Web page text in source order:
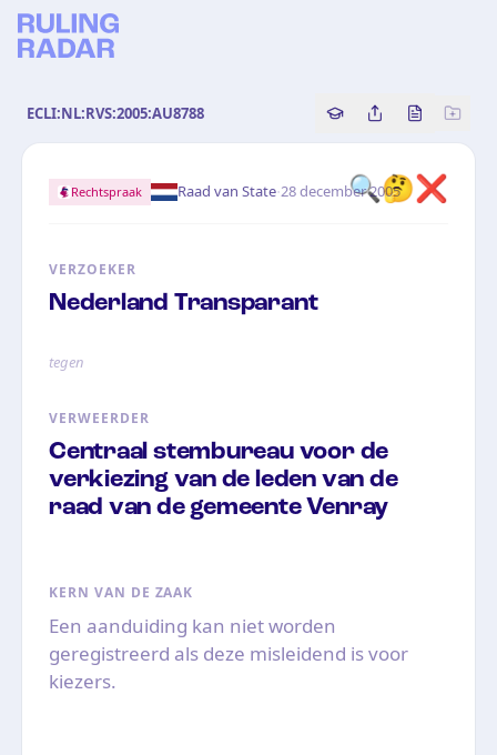
ECLI:NL:RVS:2005:AU8788 Copy source
Share this
Bekijk
🔍🤔❌
Rechtspraak Raad van State·28 december 2005
VERZOEKER
Nederland Transparant
tegen
VERWEERDER
Centraal stembureau voor de
verkiezing van de leden van de
raad van de gemeente Venray
KERN VAN DE ZAAK
Een aanduiding kan niet worden
geregistreerd als deze misleidend is voor
kiezers.